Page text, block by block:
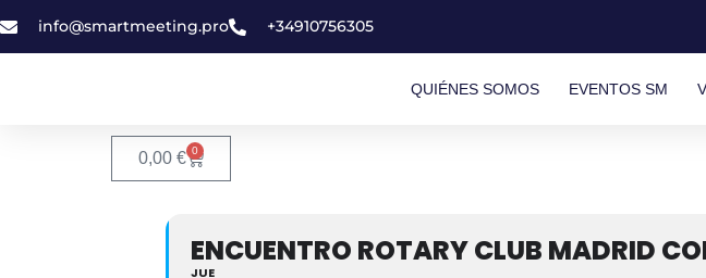
info@smartmeeting.pro +34910756305
QUIÉNES SOMOS EVENTOS SM
0,00 € 0
ENCUENTRO ROTARY CLUB MADRID
JUE